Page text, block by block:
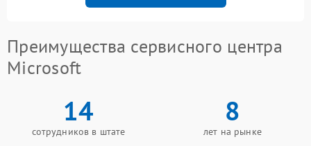
Преимущества сервисного центра
Microsoft
14
сотрудников в штате
8
лет на рынке